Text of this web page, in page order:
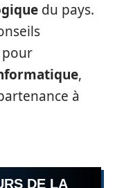
du pays.
pour
,
à
DE LA